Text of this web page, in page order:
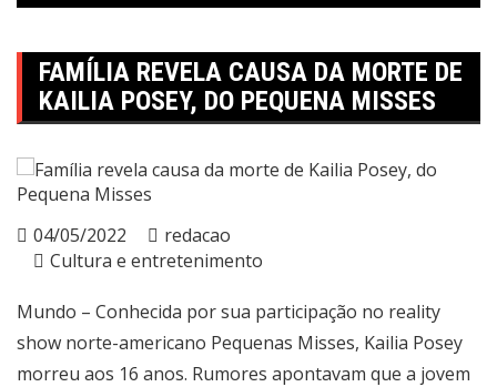
FAMÍLIA REVELA CAUSA DA MORTE DE
KAILIA POSEY, DO PEQUENA MISSES
04/05/2022
redacao
Cultura e entretenimento
Mundo – Conhecida por sua participação no reality
show norte-americano Pequenas Misses, Kailia Posey
morreu aos 16 anos. Rumores apontavam que a jovem